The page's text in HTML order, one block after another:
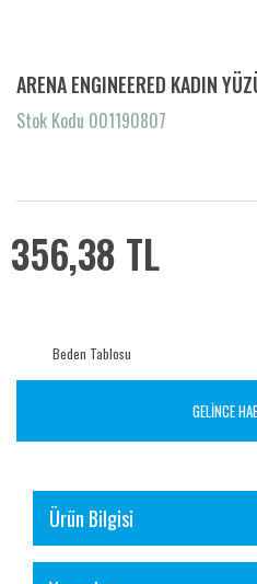
ARENA ENGINEERED KADIN
Stok Kodu 001190807
356,38 TL
Beden Tablosu
GELİNCE
Ürün Bilgisi